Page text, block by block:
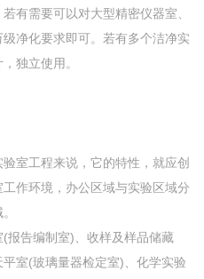
有需要可以对大型精密仪器室、
净化要求即可。若有多个洁净实
独立使用。
室工程来说，它的特性，就应创
作环境，办公区域与实验区域分
报告编制室)、收样及样品储藏
室(玻璃量器检定室)、化学实验